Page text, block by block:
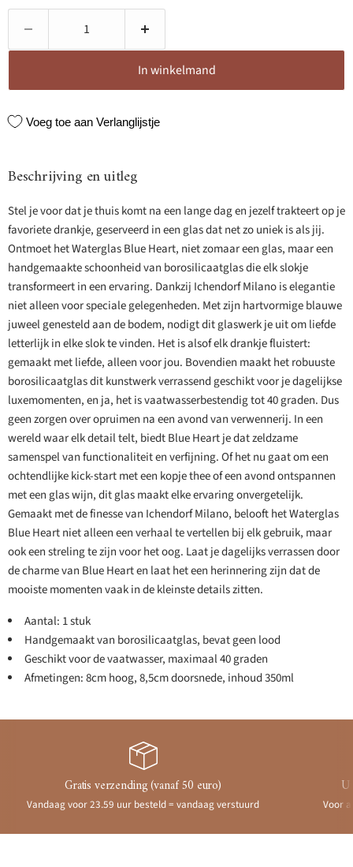
In winkelmand
Voeg toe aan Verlanglijstje
Beschrijving en uitleg
Stel je voor dat je thuis komt na een lange dag en jezelf trakteert op je
favoriete drankje, geserveerd in een glas dat net zo uniek is als jij.
Ontmoet het Waterglas Blue Heart, niet zomaar een glas, maar een
handgemaakte schoonheid van borosilicaatglas die elk slokje
transformeert in een ervaring. Dankzij Ichendorf Milano is elegantie
niet alleen voor speciale gelegenheden. Met zijn hartvormige blauwe
juweel genesteld aan de bodem, nodigt dit glaswerk je uit om liefde
letterlijk in elke slok te vinden. Het is alsof elk drankje fluistert:
gemaakt met liefde, alleen voor jou. Bovendien maakt het robuuste
borosilicaatglas dit kunstwerk verrassend geschikt voor je dagelijkse
luxemomenten, en ja, het is vaatwasserbestendig tot 40 graden. Dus
geen zorgen over opruimen na een avond van verwennerij. In een
wereld waar elk detail telt, biedt Blue Heart je dat zeldzame
samenspel van functionaliteit en verfijning. Of het nu gaat om een
ochtendlijke kick-start met een kopje thee of een avond ontspannen
met een glas wijn, dit glas maakt elke ervaring onvergetelijk.
Gemaakt met de finesse van Ichendorf Milano, belooft het Waterglas
Blue Heart niet alleen een verhaal te vertellen bij elk gebruik, maar
ook een streling te zijn voor het oog. Laat je dagelijks verrassen door
de charme van Blue Heart en laat het een herinnering zijn dat de
mooiste momenten vaak in de kleinste details zitten.
Aantal: 1 stuk
Handgemaakt van borosilicaatglas, bevat geen lood
Geschikt voor de vaatwasser, maximaal 40 graden
Afmetingen: 8cm hoog, 8,5cm doorsnede, inhoud 350ml
Gratis verzending (vanaf 50 euro)
Vandaag voor 23.59 uur besteld = vandaag verstuurd Voor